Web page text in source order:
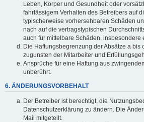
Leben, Körper und Gesundheit oder
fahrlässigem Verhalten des Betreibers auf
typischerweise vorhersehbaren Schäden
nach auf die vertragstypischen
auch für mittelbare Schäden, insbesondere
Die Haftungsbegrenzung der Absätze a bis
zugunsten der Mitarbeiter und
Ansprüche für eine Haftung aus
unberührt.
6. ÄNDERUNGSVORBEHALT
Der Betreiber ist berechtigt, die
Datenschutzerklärung zu ändern. Die
Mail mitgeteilt.